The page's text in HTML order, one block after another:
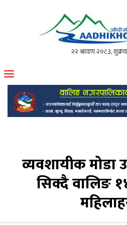
मोफसलकै लोकप्रिय अनलाइन पत्रिका
व्यवशायीक मोडा
सिक्दै वालिङ